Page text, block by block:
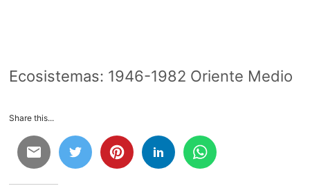
Ecosistemas: 1946-1982 Oriente Medio
Share this...